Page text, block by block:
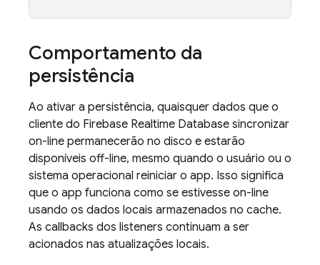
Comportamento da
persistência
Ao ativar a persistência, quaisquer dados que o
cliente do Firebase Realtime Database sincronizar
on-line permanecerão no disco e estarão
disponíveis off-line, mesmo quando o usuário ou o
sistema operacional reiniciar o app. Isso significa
que o app funciona como se estivesse on-line
usando os dados locais armazenados no cache.
As callbacks dos listeners continuam a ser
acionados nas atualizações locais.